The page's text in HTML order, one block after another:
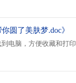
圆了美肤梦.doc》
电脑，方便收藏和打印